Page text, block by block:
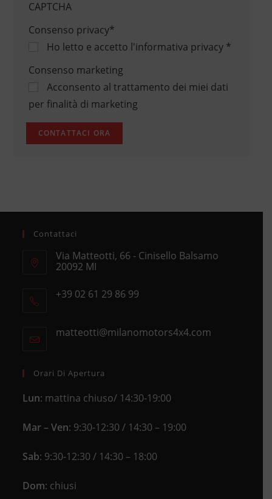
CAPTCHA
Consenso privacy*
Ho letto e accetto l'informativa privacy*
Consenso marketing
Acconsento al trattamento dei miei dati
per finalità di marketing
Contattaci
Via Matteotti, 66 - Cinisello Balsamo
20092 MI
in
+39 02 61 29 86 99
your
matteotti@milanomotors4x4.comOpens
Orari Di Apertura
Lun: mattina chiuso/ 14:30-19:00
Mar – Ven: 9:30-12:30 / 14:30 – 19:00
Sab: 9:30-12:30 / 14:30 – 18:00
Dom: chiusi